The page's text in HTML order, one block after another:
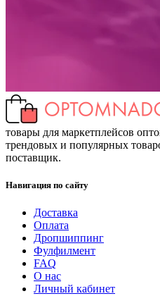
товары для маркетплейсов
трендовых и популярных
поставщик.
Навигация по сайту
Доставка
Оплата
Дропшиппинг
Фулфилмент
FAQ
О нас
Личный кабинет